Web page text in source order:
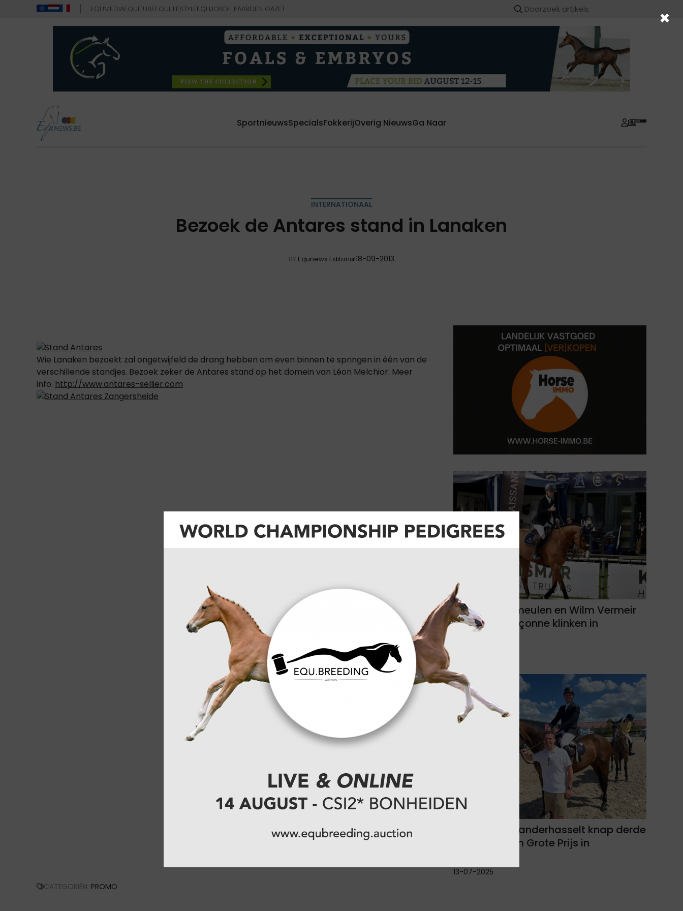
EQUMEDIAEQUITUBEEQULIFESTYLEEQUJOBDE PAARDEN GAZET
SportnieuwsSpecialsFokkerijOverig NieuwsGa Naar
INTERNATIONAAL
Bezoek de Antares stand in Lanaken
BY Equnews Editorial18-09-2013
Wie Lanaken bezoekt zal ongetwijfeld de drang hebben om even binnen te springen in één van de
verschillende standjes. Bezoek zeker de Antares stand op het domein van Léon Melchior. Meer
info: http://www.antares-sellier.com
Thibault Vermeulen en Wilm Vermeir
laten Brabançonne klinken in
Kronenberg!
Christophe Vanderhasselt knap derde
in CSI2* 1.45m Grote Prijs in
13-07-2025
CATEGORIËN: PROMO
×